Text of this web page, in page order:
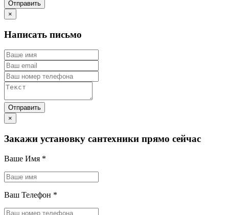
×
Написать письмо
×
Закажи установку сантехники прямо сейчас
Ваше Имя *
Ваш Телефон *